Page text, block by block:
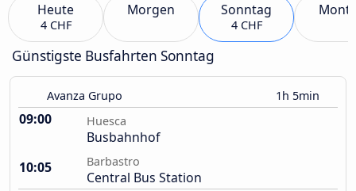
Heute
4 CHF
Morgen Sonntag
4 CHF
Günstigste Busfahrten Sonntag
Avanza Grupo 1h 5min
09:00 Huesca
Busbahnhof
10:05
Barbastro
Central Bus Station